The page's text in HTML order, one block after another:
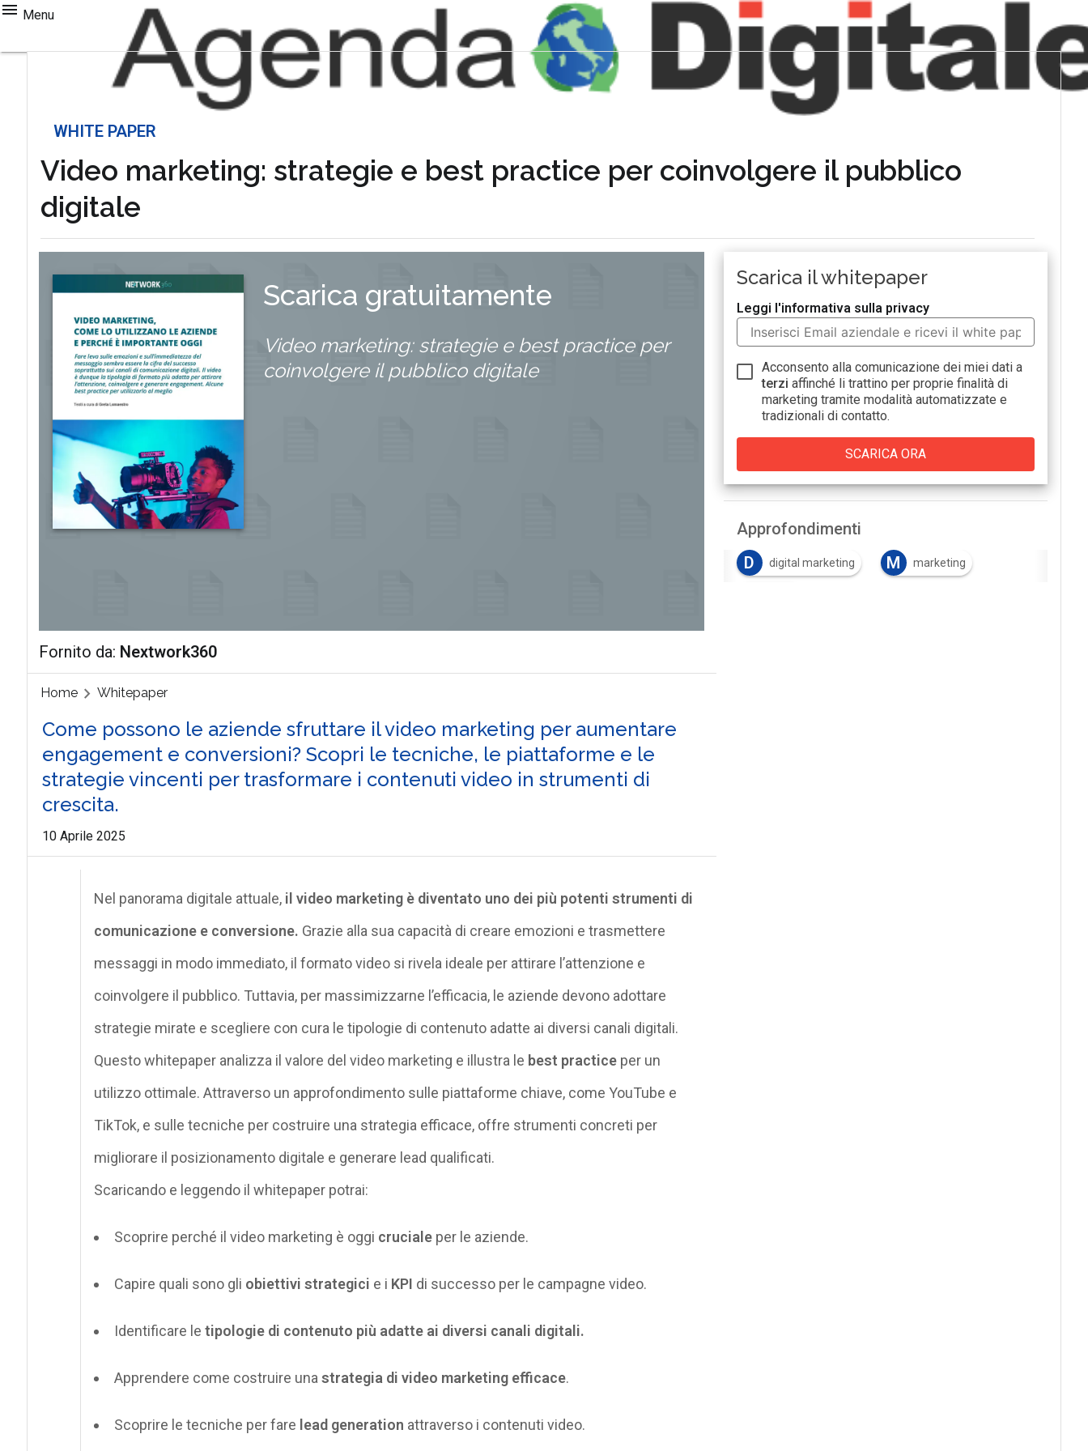
Menu
WHITE PAPER
Video marketing: strategie e best practice per coinvolgere il pubblico
digitale
Scarica gratuitamente
Video marketing: strategie e best practice per
coinvolgere il pubblico digitale
Fornito da: Nextwork360
Home Whitepaper
Come possono le aziende sfruttare il video marketing per aumentare
engagement e conversioni? Scopri le tecniche, le piattaforme e le
strategie vincenti per trasformare i contenuti video in strumenti di
crescita.
10 Aprile 2025
Nel panorama digitale attuale,il video marketing è diventato uno dei più potenti strumenti di
comunicazione e conversione. Grazie alla sua capacità di creare emozioni e trasmettere
messaggi in modo immediato, il formato video si rivela ideale per attirare l’attenzione e
coinvolgere il pubblico. Tuttavia, per massimizzarne l’efficacia, le aziende devono adottare
strategie mirate e scegliere con cura le tipologie di contenuto adatte ai diversi canali digitali.
Questowhitepaperanalizza il valore del video marketing e illustra le best practiceper un
utilizzo ottimale. Attraverso un approfondimento sulle piattaforme chiave, come YouTube e
TikTok, e sulle tecniche per costruire una strategia efficace, offre strumenti concreti per
migliorare il posizionamento digitale e generare lead qualificati.
Scaricando e leggendo il whitepaperpotrai:
Scoprire perché il video marketing è oggi cruciale per le aziende.
Capire quali sono gli obiettivi strategici e i KPI di successo per le campagne video.
Identificare le tipologie di contenuto più adatte ai diversi canali digitali.
Apprendere come costruire una strategia di video marketing efficace.
Scoprire le tecniche perfare lead generation attraverso i contenuti video.
Scarica il whitepaper
Leggi l'informativa sulla privacy
Acconsento alla comunicazione dei miei dati a
terzi affinché li trattino per proprie finalità di
marketing tramite modalità automatizzate e
tradizionali di contatto.
Approfondimenti
D
digital marketing M marketing